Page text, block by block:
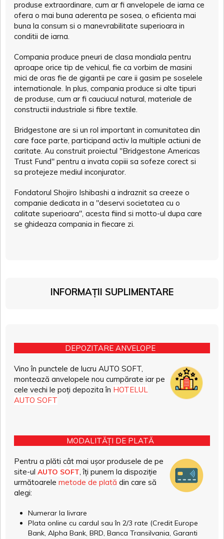
produse extraordinare, cum ar fi anvelopele de iarna ce
ofera o mai buna aderenta pe sosea, o eficienta mai
buna la consum si o manevrabilitate superioara in
conditii de iarna.
Compania produce pneuri de clasa mondiala pentru
aproape orice tip de vehicul, fie ca vorbim de masini
mici de oras fie de gigantii pe care ii gasim pe soselele
internationale. In plus, compania produce si alte tipuri
de produse, cum ar fi cauciucul natural, materiale de
constructii industriale si fibre textile.
Bridgestone are si un rol important in comunitatea din
care face parte, participand activ la multiple actiuni de
caritate. Au construit proiectul "Bridgestone Americas
Trust Fund" pentru a invata copiii sa sofeze corect si
sa protejeze mediul inconjurator.
Fondatorul Shojiro Ishibashi a indraznit sa creeze o
companie dedicata in a "deservi societatea cu o
calitate superioara", acesta fiind si motto-ul dupa care
se ghideaza compania in fiecare zi.
INFORMAȚII SUPLIMENTARE
DEPOZITARE ANVELOPE
Vino în punctele de lucru AUTO SOFT,
montează anvelopele nou cumpărate iar pe
cele vechi le poți depozita în HOTELUL
AUTO SOFT
MODALITĂȚI DE PLATĂ
Pentru a plăti cât mai ușor produsele de pe
site-ul AUTO SOFT, îți punem la dispoziție
următoarele metode de plată din care să
alegi:
Numerar la livrare
Plata online cu cardul sau în 2/3 rate (Credit Europe
Bank, Alpha Bank, BRD, Banca Transilvania, Garanti